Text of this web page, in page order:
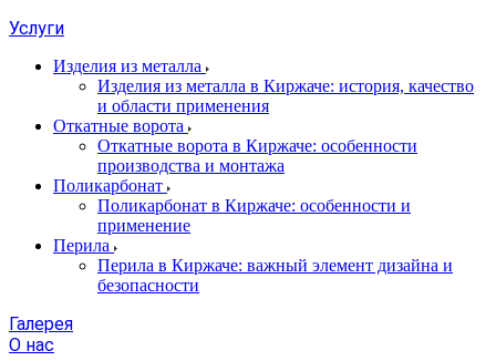
Услуги
Изделия из металла
Изделия из металла в Киржаче: история, качество
и области применения
Откатные ворота
Откатные ворота в Киржаче: особенности
производства и монтажа
Поликарбонат
Поликарбонат в Киржаче: особенности и
применение
Перила
Перила в Киржаче: важный элемент дизайна и
безопасности
Галерея
О нас